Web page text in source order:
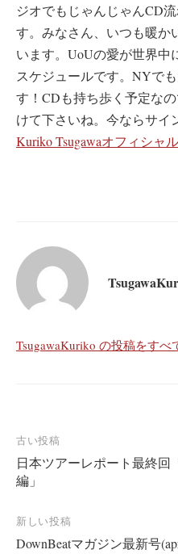
ジオでもじゃんじゃんCD
す。みなさん、いつも暖か
います。UoUの愛が世界中
スケジュールです。NYで
す！CDも持ち歩く予定な
けて下さいね。今ならサイ
Kuriko Tsugawaオフィシャ
TsugawaKuriko の投稿をすべ
投
稿
ナ
ビ
ゲ
古い投稿
日本ツアーレポート最終
編」
新しい投稿
DownBeatマガジン最新号